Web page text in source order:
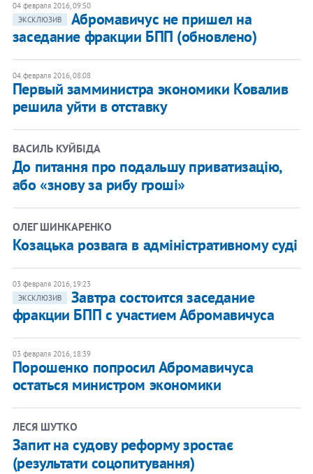
04 февраля 2016, 09:50
ЭКСКЛЮЗИВ
Абромавичус не пришел на
заседание фракции БПП (обновлено)
04 февраля 2016, 08:08
Первый замминистра экономики Ковалив
решила уйти в отставку
ВАСИЛЬ КУЙБІДА
До питання про подальшу приватизацію,
або «знову за рибу гроші»
ОЛЕГ ШИНКАРЕНКО
Козацька розвага в адміністративному суді
03 февраля 2016, 19:23
ЭКСКЛЮЗИВ
Завтра состоится заседание
фракции БПП с участием Абромавичуса
03 февраля 2016, 18:39
Порошенко попросил Абромавичуса
остаться министром экономики
ЛЕСЯ ШУТКО
Запит на судову реформу зростає
(результати соцопитування)